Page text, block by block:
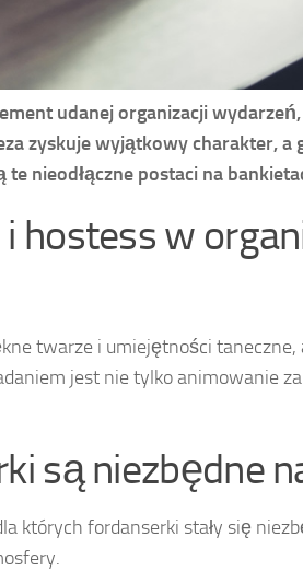
udanej organizacji
zyskuje wyjątkowy charakter, a
nieodłączne postaci na
hostess w
twarze i umiejętności
jest nie tylko animowanie
są niezbędne
których fordanserki stały się